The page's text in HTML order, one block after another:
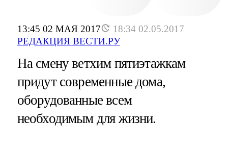
13:45 02 МАЯ 2017
18:34 02.05.2017
РЕДАКЦИЯ ВЕСТИ.РУ
На смену ветхим пятиэтажкам
придут современные дома,
оборудованные всем
необходимым для жизни.